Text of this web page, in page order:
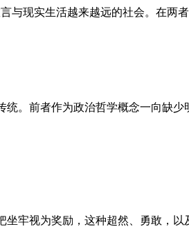
现实生活越来越远的社会。在两
。前者作为政治哲学概念一向缺
牢视为奖励，这种超然、勇敢，以